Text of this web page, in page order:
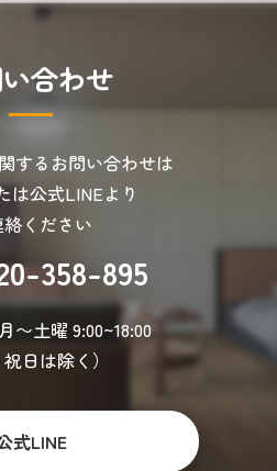
い合わせ
するお問い合わせは
は公式LINEより
絡ください
358-895
〜土曜 9:00~18:00
祝日は除く）
式LINE